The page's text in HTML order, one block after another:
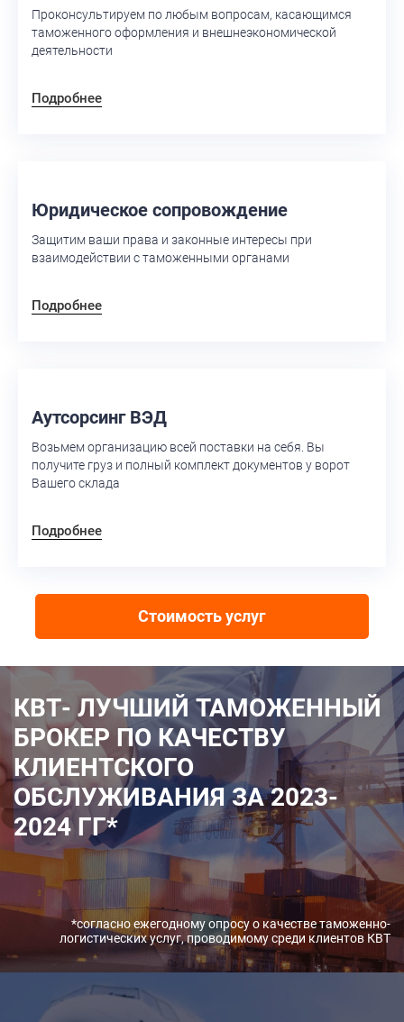
Проконсультируем по любым вопросам, касающимся
таможенного оформления и внешнеэкономической
деятельности
Подробнее
Юридическое сопровождение
Защитим ваши права и законные интересы при
взаимодействии с таможенными органами
Подробнее
Аутсорсинг ВЭД
Возьмем организацию всей поставки на себя. Вы
получите груз и полный комплект документов у ворот
Вашего склада
Подробнее
Стоимость услуг
КВТ- ЛУЧШИЙ ТАМОЖЕННЫЙ
БРОКЕР ПО КАЧЕСТВУ
КЛИЕНТСКОГО
ОБСЛУЖИВАНИЯ ЗА 2023-
2024 ГГ*
*согласно ежегодному опросу о качестве таможенно-
логистических услуг, проводимому среди клиентов КВТ